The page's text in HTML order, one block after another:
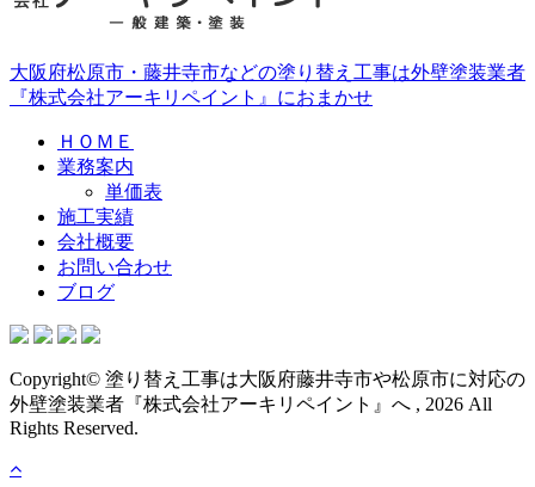
大阪府松原市・藤井寺市などの塗り替え工事は外壁塗装業者
『株式会社アーキリペイント』におまかせ
ＨＯＭＥ
業務案内
単価表
施工実績
会社概要
お問い合わせ
ブログ
Copyright© 塗り替え工事は大阪府藤井寺市や松原市に対応の
外壁塗装業者『株式会社アーキリペイント』へ , 2026 All
Rights Reserved.